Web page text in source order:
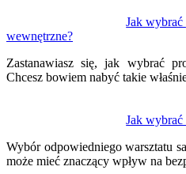
Jak
wewnętrzne?
Zastanawiasz się, jak wybrać
Chcesz bowiem nabyć takie
Jak wybrać
Wybór odpowiedniego warsztatu
może mieć znaczący wpływ na
wpisu